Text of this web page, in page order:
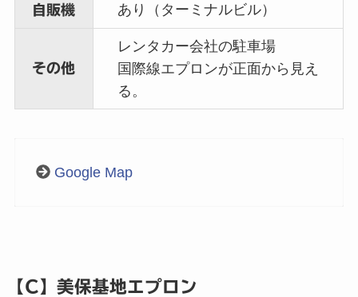
自販機 あり（ターミナルビル）
その他
レンタカー会社の駐車場
国際線エプロンが正面から見え
る。
Google Map
【C】美保基地エプロン